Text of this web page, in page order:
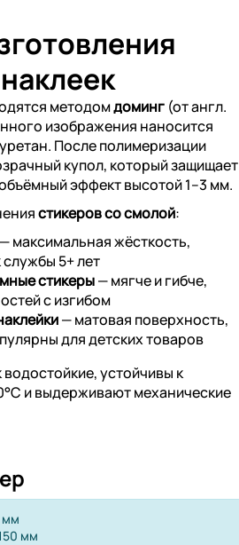
методомдоминг (от англ.
изображения наносится
После полимеризации
купол, который защищает
эффект высотой 1–3 мм.
стикеров со смолой:
максимальная жёсткость,
5+ лет
стикеры— мягче и гибче,
с изгибом
— матовая поверхность,
для детских товаров
устойчивы к
и выдерживают механические
мм
мм